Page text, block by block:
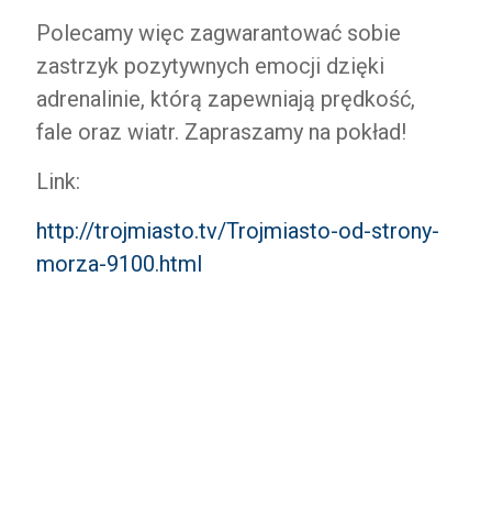
Polecamy więc zagwarantować sobie
zastrzyk pozytywnych emocji dzięki
adrenalinie, którą zapewniają prędkość,
fale oraz wiatr. Zapraszamy na pokład!
Link:
http://trojmiasto.tv/Trojmiasto-od-strony-
morza-9100.html